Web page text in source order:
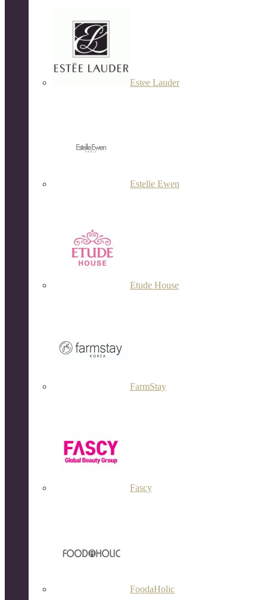
Estee Lauder
Estelle Ewen
Etude House
FarmStay
Fascy
FoodaHolic